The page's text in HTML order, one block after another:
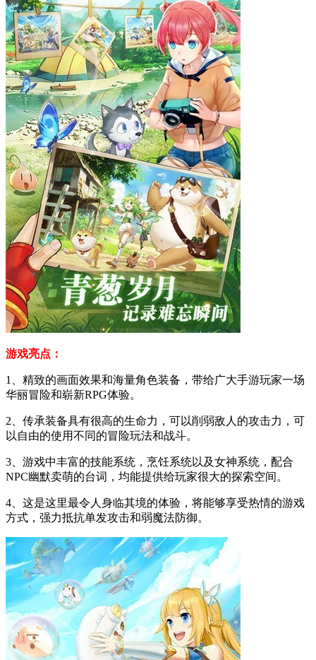
游戏亮点：
1、精致的画面效果和海量角色装备，带给广大手游玩家一场
华丽冒险和崭新RPG体验。
2、传承装备具有很高的生命力，可以削弱敌人的攻击力，可
以自由的使用不同的冒险玩法和战斗。
3、游戏中丰富的技能系统，烹饪系统以及女神系统，配合
NPC幽默卖萌的台词，均能提供给玩家很大的探索空间。
4、这是这里最令人身临其境的体验，将能够享受热情的游戏
方式，强力抵抗单发攻击和弱魔法防御。